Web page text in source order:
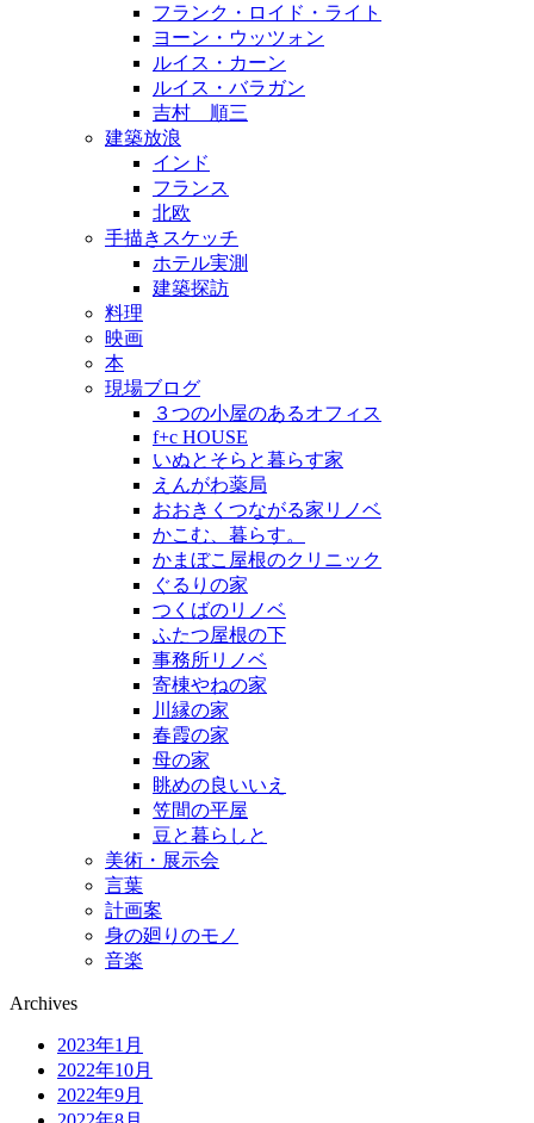
フランク・ロイド・ライト
ヨーン・ウッツォン
ルイス・カーン
ルイス・バラガン
吉村 順三
建築放浪
インド
フランス
北欧
手描きスケッチ
ホテル実測
建築探訪
料理
映画
本
現場ブログ
３つの小屋のあるオフィス
f+c HOUSE
いぬとそらと暮らす家
えんがわ薬局
おおきくつながる家リノベ
かこむ、暮らす。
かまぼこ屋根のクリニック
ぐるりの家
つくばのリノベ
ふたつ屋根の下
事務所リノベ
寄棟やねの家
川縁の家
春霞の家
母の家
眺めの良いいえ
笠間の平屋
豆と暮らしと
美術・展示会
言葉
計画案
身の廻りのモノ
音楽
Archives
2023年1月
2022年10月
2022年9月